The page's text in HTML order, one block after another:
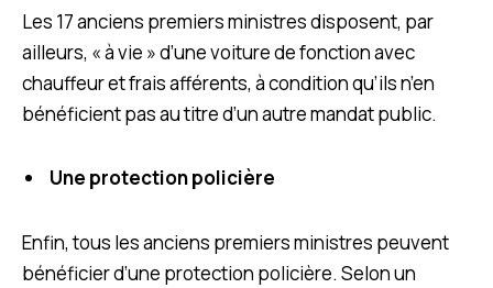
Les 17 anciens premiers ministres disposent, par
ailleurs, « à vie » d’une voiture de fonction avec
chauffeur et frais afférents, à condition qu’ils n’en
bénéficient pas au titre d’un autre mandat public.
Une protection policière
Enfin, tous les anciens premiers ministres peuvent
bénéficier d’une protection policière. Selon un